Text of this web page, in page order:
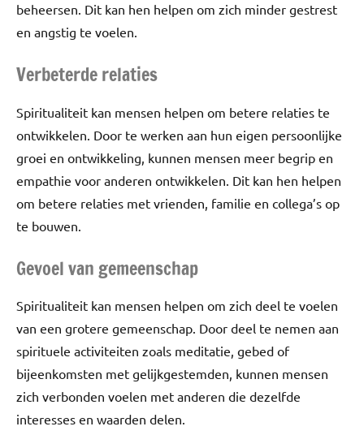
beheersen. Dit kan hen helpen om zich minder gestrest
en angstig te voelen.
Verbeterde relaties
Spiritualiteit kan mensen helpen om betere relaties te
ontwikkelen. Door te werken aan hun eigen persoonlijke
groei en ontwikkeling, kunnen mensen meer begrip en
empathie voor anderen ontwikkelen. Dit kan hen helpen
om betere relaties met vrienden, familie en collega’s op
te bouwen.
Gevoel van gemeenschap
Spiritualiteit kan mensen helpen om zich deel te voelen
van een grotere gemeenschap. Door deel te nemen aan
spirituele activiteiten zoals meditatie, gebed of
bijeenkomsten met gelijkgestemden, kunnen mensen
zich verbonden voelen met anderen die dezelfde
interesses en waarden delen.